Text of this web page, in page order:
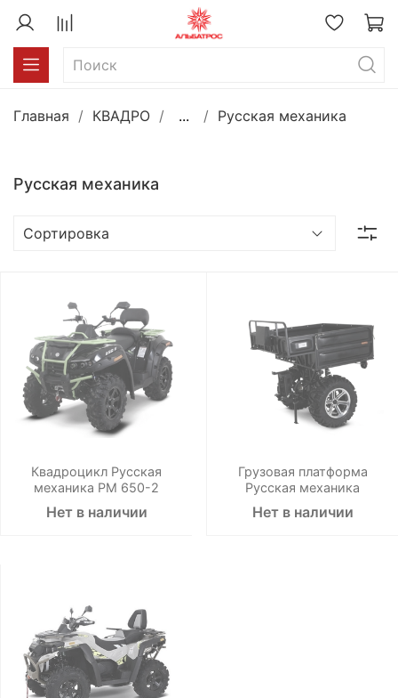
Главная КВАДРО ... Русская механика
Русская механика
Квадроцикл Русская
механика РМ 650-2
Нет в наличии
Грузовая платформа
Русская механика
Нет в наличии